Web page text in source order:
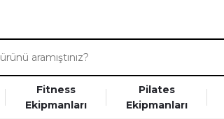
Fitness
Ekipmanları
Pilates
Ekipmanları